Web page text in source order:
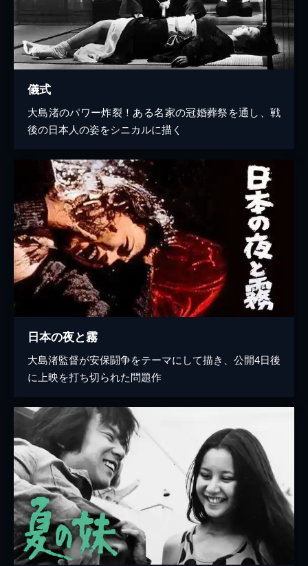
儀式
大島渚のパワー炸裂！ある名家の冠婚葬祭を通し、戦
後の日本人の姿をシニカルに描く
日本の夜と霧
大島渚監督が安保闘争をテーマにして描き、公開4日後
に上映を打ち切られた問題作